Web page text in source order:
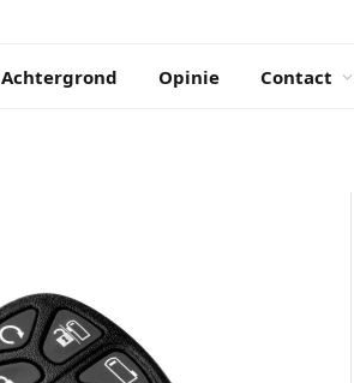
Achtergrond Opinie Contact